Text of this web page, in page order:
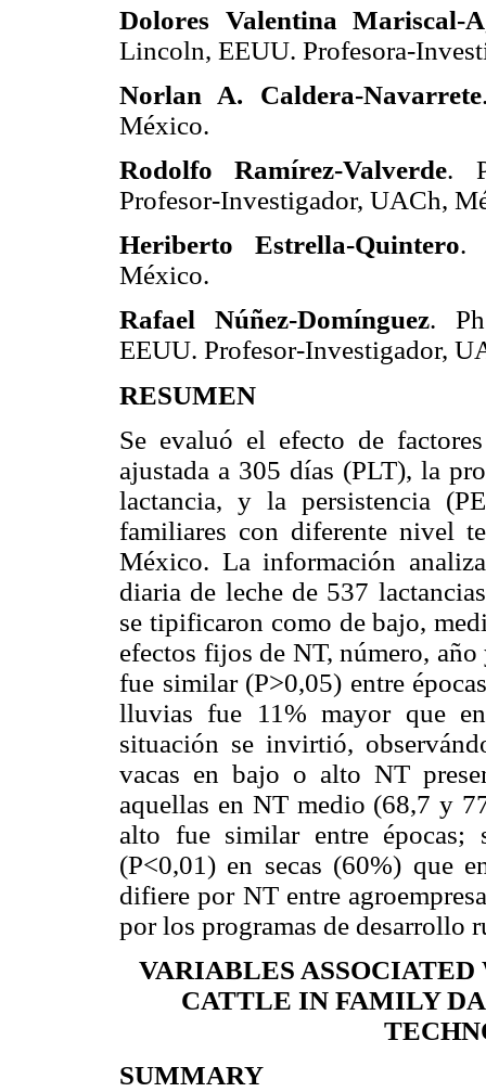
Dolores Valentina Mariscal-
Lincoln, EEUU. Profesora-
Norlan A. Caldera-Navarrete
México.
Rodolfo Ramírez-Valverde.
Profesor-Investigador, UACh,
Heriberto Estrella-Quintero.
México.
Rafael Núñez-Domínguez.
EEUU. Profesor-Investigador,
RESUMEN
Se evaluó el efecto de
ajustada a 305 días (PLT), la
lactancia, y la persistencia
familiares con diferente nivel
México. La información
diaria de leche de 537
se tipificaron como de bajo,
efectos fijos de NT, número,
fue similar (P>0,05) entre
lluvias fue 11% mayor que
situación se invirtió,
vacas en bajo o alto NT
aquellas en NT medio (68,7 y
alto fue similar entre
(P<0,01) en secas (60%) que
difiere por NT entre
por los programas de desarrollo
VARIABLES
CATTLE IN FAMILY
SUMMARY